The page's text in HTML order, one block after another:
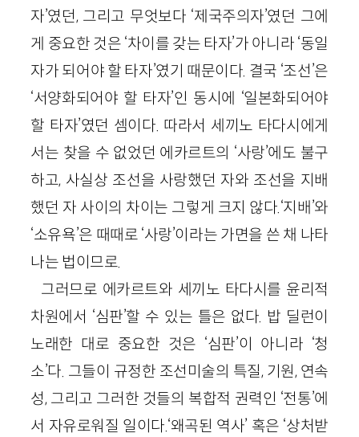
자’였던, 그리고 무엇보다 ‘제국주의자’였던 그에
게 중요한 것은 ‘차이를 갖는 타자’가 아니라 ‘동일
자가 되어야 할 타자’였기 때문이다. 결국 ‘조선’은
‘서양화되어야 할 타자’인 동시에 ‘일본화되어야
할 타자’였던 셈이다. 따라서 세끼노 타다시에게
서는 찾을 수 없었던 에카르트의 ‘사랑’에도 불구
하고, 사실상 조선을 사랑했던 자와 조선을 지배
했던 자 사이의 차이는 그렇게 크지 않다.‘지배’와
‘소유욕’은 때때로 ‘사랑’이라는 가면을 쓴 채 나타
나는 법이므로.
그러므로 에카르트와 세끼노 타다시를 윤리적
차원에서 ‘심판’할 수 있는 틀은 없다. 밥 딜런이
노래한 대로 중요한 것은 ‘심판’이 아니라 ‘청
소’다. 그들이 규정한 조선미술의 특질, 기원, 연속
성, 그리고 그러한 것들의 복합적 권력인 ‘전통’에
서 자유로워질 일이다.‘왜곡된 역사’ 혹은 ‘상처받